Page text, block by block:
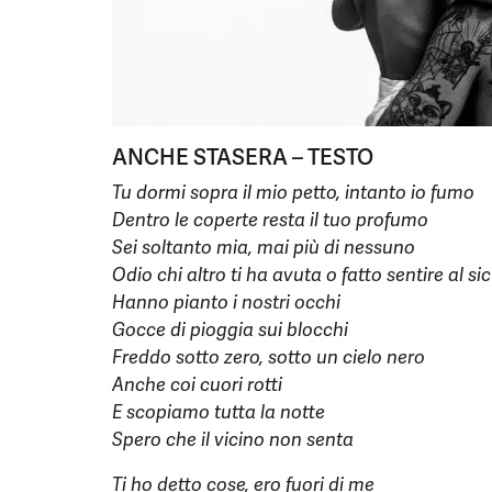
ANCHE STASERA – TESTO
Tu dormi sopra il mio petto, intanto io fumo
Dentro le coperte resta il tuo profumo
Sei soltanto mia, mai più di nessuno
Odio chi altro ti ha avuta o fatto sentire al
Hanno pianto i nostri occhi
Gocce di pioggia sui blocchi
Freddo sotto zero, sotto un cielo nero
Anche coi cuori rotti
E scopiamo tutta la notte
Spero che il vicino non senta
Ti ho detto cose, ero fuori di me